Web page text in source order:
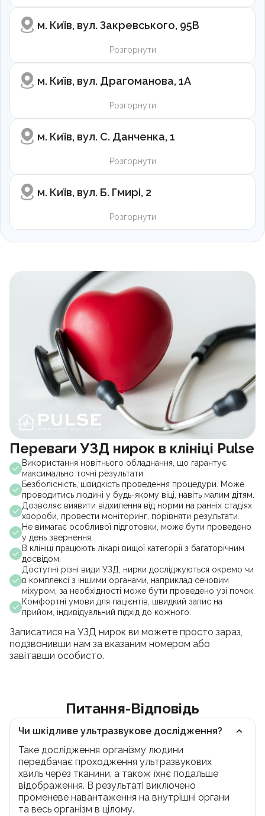
м. Київ, вул. Закревського, 95В
Розгорнути
м. Київ, вул. Драгоманова, 1А
Розгорнути
м. Київ, вул. С. Данченка, 1
Розгорнути
м. Київ, вул. Б. Гмирі, 2
Розгорнути
Переваги УЗД нирок в клініці Pulse
Використання новітнього обладнання, що гарантує
максимально точні результати.
Безболісність, швидкість проведення процедури. Може
проводитись людині у будь-якому віці, навіть малим дітям.
Дозволяє виявити відхилення від норми на ранніх стадіях
хвороби, провести моніторинг, порівняти результати.
Не вимагає особливої підготовки, може бути проведено
у день звернення.
В клініці працюють лікарі вищої категорії з багаторічним
досвідом.
Доступні різні види УЗД, нирки досліджуються окремо чи
в комплексі з іншими органами, наприклад сечовим
міхуром, за необхідності може бути проведено узі почок.
Комфортні умови для пацієнтів, швидкий запис на
прийом, індивідуальний підхід до кожного.
Записатися на УЗД нирок ви можете просто зараз,
подзвонивши нам за вказаним номером або
завітавши особисто.
Питання-Відповідь
Чи шкідливе ультразвукове дослідження?
Таке дослідження організму людини
передбачає проходження ультразвукових
хвиль через тканини, а також їхнє подальше
відображення. В результаті виключено
променеве навантаження на внутрішні органи
та весь організм в цілому.